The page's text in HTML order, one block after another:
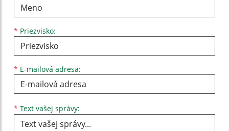
* Priezvisko:
* E-mailová adresa:
* Text vašej správy: